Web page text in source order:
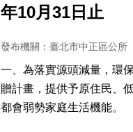
年10月31日止
發布機關：臺北市中正區公所
一、為落實源頭減量，環
贈計畫，提供予原住民、
都會弱勢家庭生活機能。